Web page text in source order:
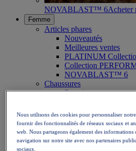
NOVABLAST™ 6Acheter
Femme
Articles phares
Nouveautés
Meilleures ventes
PLATINUM
Collection
NOVABLAST™ 6
Chaussures
Running
Tennis
Volley
Handball
Padel
Nous utilisons des cookies pour personnaliser
fournir des fonctionnalités de réseaux sociaux et
web. Nous partageons également des informations
navigation sur notre site avec nos partenaires
sociaux.